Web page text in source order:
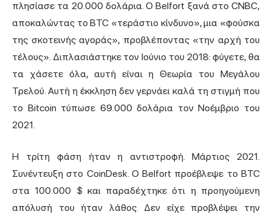
πλησίασε τα 20.000 δολάρια. Ο Belfort ξανά στο CNBC,
αποκαλώντας το BTC «τεράστιο κίνδυνο», μια «φούσκα
της σκοτεινής αγοράς», προβλέποντας «την αρχή του
τέλους». Διπλασιάστηκε τον Ιούνιο του 2018: φύγετε, θα
τα χάσετε όλα, αυτή είναι η Θεωρία του Μεγάλου
Τρελού. Αυτή η έκκληση δεν γερνάει καλά τη στιγμή που
το Bitcoin τύπωσε 69.000 δολάρια τον Νοέμβριο του
2021.
Η τρίτη φάση ήταν η αντιστροφή. Μάρτιος 2021.
Συνέντευξη στο CoinDesk. Ο Belfort προέβλεψε το BTC
στα 100.000 $ και παραδέχτηκε ότι η προηγούμενη
απόλυσή του ήταν λάθος. Δεν είχε προβλέψει την